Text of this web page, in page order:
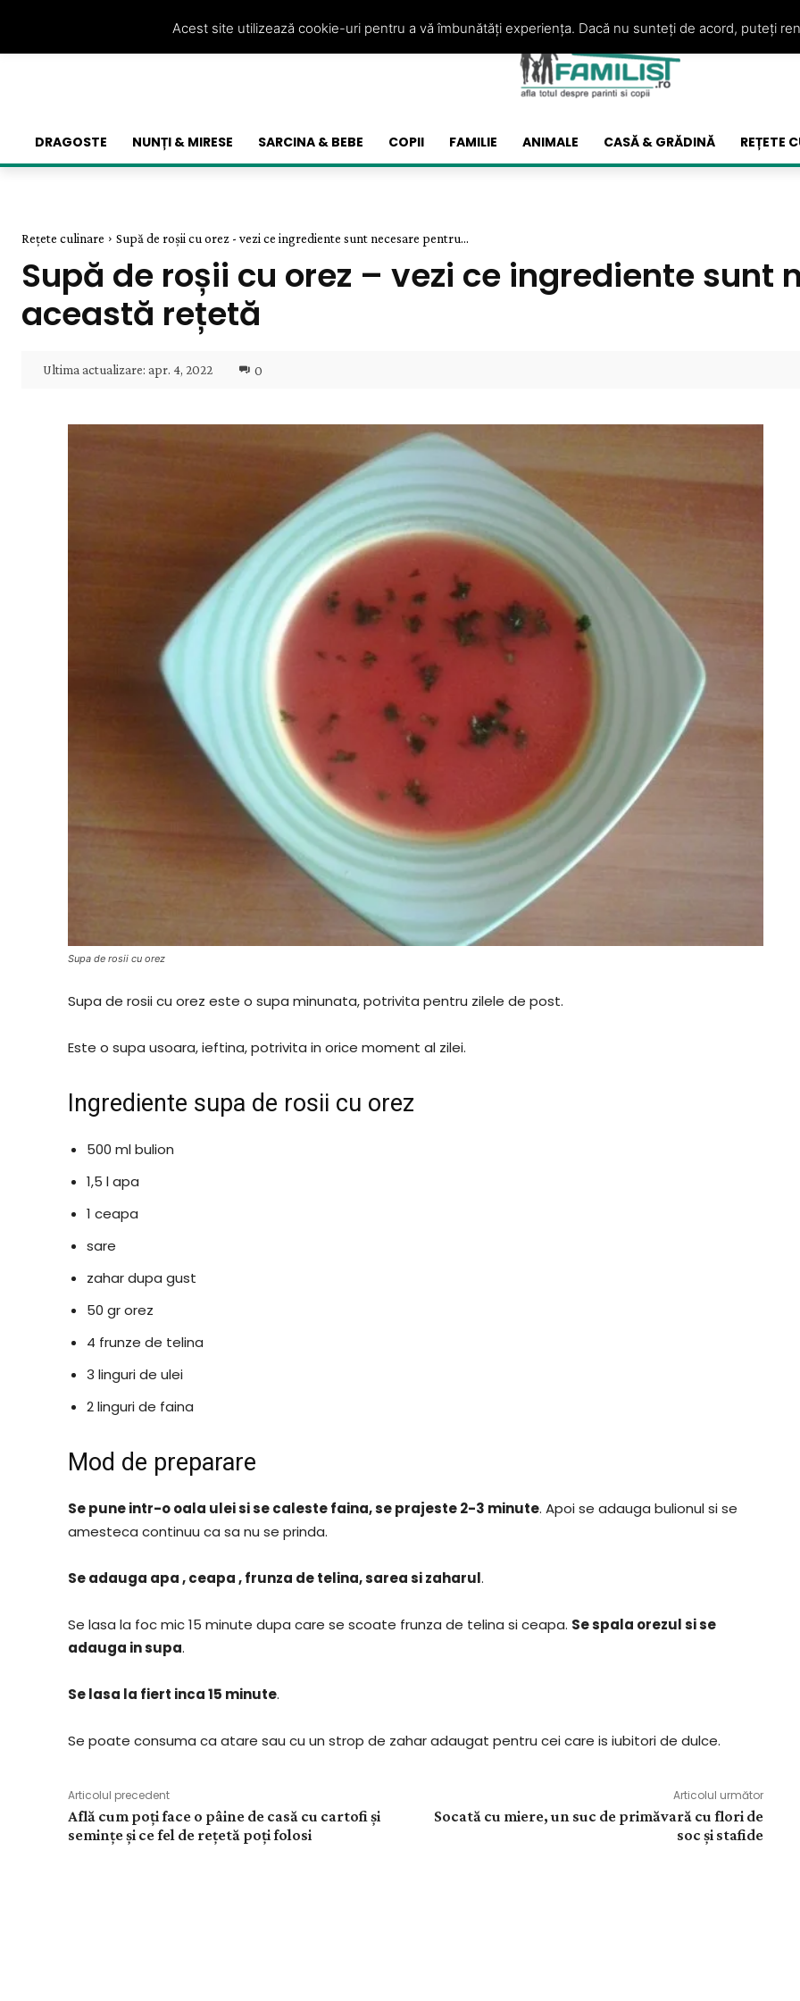
DRAGOSTE NUNȚI & MIRESE SARCINA & BEBE COPII FAMILIE ANIMALE CASĂ & GRĂDINĂ REȚETE
Rețete culinare Supă de roșii cu orez - vezi ce ingrediente sunt necesare pentru...
Supă de roșii cu orez – vezi ce ingrediente sunt
această rețetă
Ultima actualizare: apr. 4, 2022 0
Supa de rosii cu orez
Supa de rosii cu orez este o supa minunata, potrivita pentru zilele de post.
Este o supa usoara, ieftina, potrivita in orice moment al zilei.
Ingrediente supa de rosii cu orez
500 ml bulion
1,5 l apa
1 ceapa
sare
zahar dupa gust
50 gr orez
4 frunze de telina
3 linguri de ulei
2 linguri de faina
Mod de preparare
Se pune intr-o oala ulei si se caleste faina, se prajeste 2-3 minute. Apoi se adauga bulionul si se
amesteca continuu ca sa nu se prinda.
Se adauga apa , ceapa , frunza de telina, sarea si zaharul.
Se lasa la foc mic 15 minute dupa care se scoate frunza de telina si ceapa. Se spala orezul si se
adauga in supa.
Se lasa la fiert inca 15 minute.
Se poate consuma ca atare sau cu un strop de zahar adaugat pentru cei care is iubitori de dulce.
Articolul precedent
Află cum poți face o pâine de casă cu cartofi și
semințe și ce fel de rețetă poți folosi
Articolul următor
Socată cu miere, un suc de primăvară cu flori de
soc și stafide
Acest site utilizează cookie-uri pentru a vă îmbunătăți experiența. Dacă nu sunteți de acord, puteți